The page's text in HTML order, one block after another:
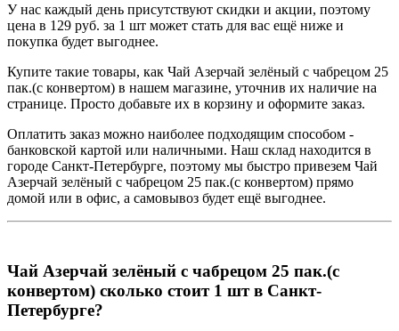
У нас каждый день присутствуют скидки и акции, поэтому
цена в 129 руб. за 1 шт может стать для вас ещё ниже и
покупка будет выгоднее.
Купите такие товары, как Чай Азерчай зелёный с чабрецом 25
пак.(с конвертом) в нашем магазине, уточнив их наличие на
странице. Просто добавьте их в корзину и оформите заказ.
Оплатить заказ можно наиболее подходящим способом -
банковской картой или наличными. Наш склад находится в
городе Санкт-Петербурге, поэтому мы быстро привезем Чай
Азерчай зелёный с чабрецом 25 пак.(с конвертом) прямо
домой или в офис, а самовывоз будет ещё выгоднее.
Чай Азерчай зелёный с чабрецом 25 пак.(с
конвертом) сколько стоит 1 шт в Санкт-
Петербурге?